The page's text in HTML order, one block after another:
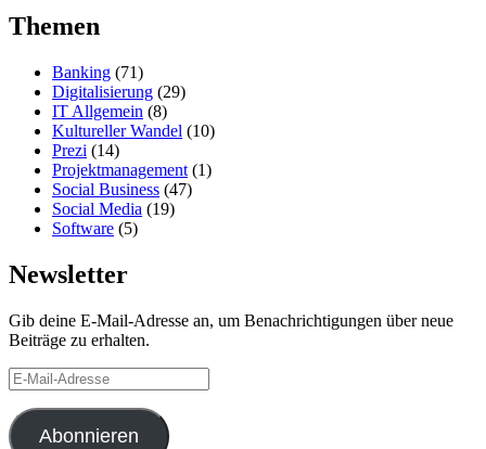
Themen
Banking (71)
Digitalisierung (29)
IT Allgemein (8)
Kultureller Wandel (10)
Prezi (14)
Projektmanagement (1)
Social Business (47)
Social Media (19)
Software (5)
Newsletter
Gib deine E-Mail-Adresse an, um Benachrichtigungen über neue
Beiträge zu erhalten.
E-
Mail-
Adresse
Abonnieren